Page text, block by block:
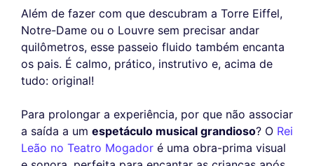
Além de fazer com que descubram a Torre Eiffel,
Notre-Dame ou o Louvre sem precisar andar
quilômetros, esse passeio fluido também encanta
os pais. É calmo, prático, instrutivo e, acima de
tudo: original!
Para prolongar a experiência, por que não associar
a saída a um espetáculo musical grandioso? O Rei
Leão no Teatro Mogador é uma obra-prima visual